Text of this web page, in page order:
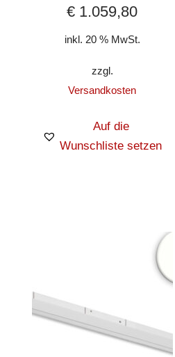
€ 1.059,80
inkl. 20 % MwSt.
zzgl.
Versandkosten
Auf die
Wunschliste setzen